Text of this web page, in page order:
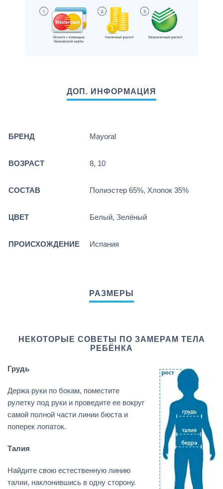
БРЕНД Mayoral
ВОЗРАСТ 8, 10
СОСТАВ Полиэстер 65%, Хлопок 35%
ЦВЕТ Белый, Зелёный
ПРОИСХОЖДЕНИЕ Испания
НЕКОТОРЫЕ СОВЕТЫ ПО ЗАМЕРАМ ТЕЛА
РЕБЁНКА
Грудь
Держа руки по бокам, поместите
рулетку под руки и проведите ее вокруг
самой полной части линии бюста и
поперек лопаток.
Талия
Найдите свою естественную линию
талии, наклонившись в одну сторону.